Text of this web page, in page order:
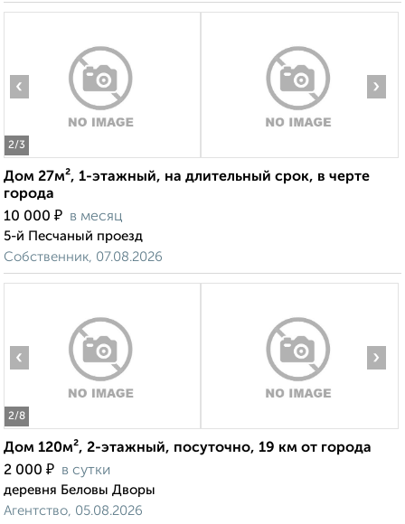
2/3
‹ ›
Дом 27м², 1-этажный, на длительный срок, в черте
города
10 000 ₽ в месяц
5-й Песчаный проезд
Собственник, 07.08.2026
2/8
‹ ›
Дом 120м², 2-этажный, посуточно, 19 км от города
2 000 ₽ в сутки
деревня Беловы Дворы
Агентство, 05.08.2026